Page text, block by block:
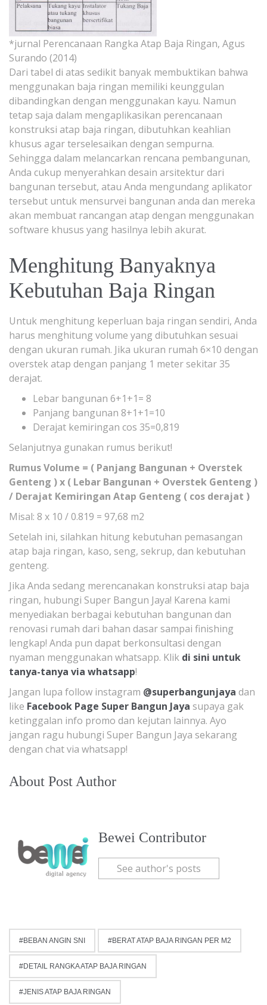
*jurnal Perencanaan Rangka Atap Baja Ringan, Agus
Surando (2014)
Dari tabel di atas sedikit banyak membuktikan bahwa
menggunakan baja ringan memiliki keunggulan
dibandingkan dengan menggunakan kayu. Namun
tetap saja dalam mengaplikasikan perencanaan
konstruksi atap baja ringan, dibutuhkan keahlian
khusus agar terselesaikan dengan sempurna.
Sehingga dalam melancarkan rencana pembangunan,
Anda cukup menyerahkan desain arsitektur dari
bangunan tersebut, atau Anda mengundang aplikator
tersebut untuk mensurvei bangunan anda dan mereka
akan membuat rancangan atap dengan menggunakan
software khusus yang hasilnya lebih akurat.
Menghitung Banyaknya
Kebutuhan Baja Ringan
Untuk menghitung keperluan baja ringan sendiri, Anda
harus menghitung volume yang dibutuhkan sesuai
dengan ukuran rumah. Jika ukuran rumah 6×10 dengan
overstek atap dengan panjang 1 meter sekitar 35
derajat.
Lebar bangunan 6+1+1= 8
Panjang bangunan 8+1+1=10
Derajat kemiringan cos 35=0,819
Selanjutnya gunakan rumus berikut!
Rumus Volume = ( Panjang Bangunan + Overstek
Genteng ) x ( Lebar Bangunan + Overstek Genteng )
/ Derajat Kemiringan Atap Genteng ( cos derajat )
Misal: 8 x 10 / 0.819 = 97,68 m2
Setelah ini, silahkan hitung kebutuhan pemasangan
atap baja ringan, kaso, seng, sekrup, dan kebutuhan
genteng.
Jika Anda sedang merencanakan konstruksi atap baja
ringan, hubungi Super Bangun Jaya! Karena kami
menyediakan berbagai kebutuhan bangunan dan
renovasi rumah dari bahan dasar sampai finishing
lengkap! Anda pun dapat berkonsultasi dengan
nyaman menggunakan whatsapp. Klik di sini untuk
tanya-tanya via whatsapp!
Jangan lupa follow instagram @superbangunjaya dan
like Facebook Page Super Bangun Jaya supaya gak
ketinggalan info promo dan kejutan lainnya. Ayo
jangan ragu hubungi Super Bangun Jaya sekarang
dengan chat via whatsapp!
About Post Author
Bewei Contributor
See author's posts
BEBAN ANGIN SNI BERAT ATAP BAJA RINGAN PER M2
DETAIL RANGKA ATAP BAJA RINGAN
JENIS ATAP BAJA RINGAN